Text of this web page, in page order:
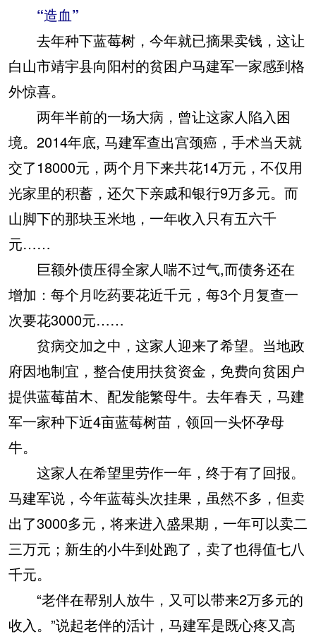
“造血”
去年种下蓝莓树，今年就已摘果卖钱，这让
白山市靖宇县向阳村的贫困户马建军一家感到格
外惊喜。
两年半前的一场大病，曾让这家人陷入困
境。2014年底, 马建军查出宫颈癌，手术当天就
交了18000元，两个月下来共花14万元，不仅用
光家里的积蓄，还欠下亲戚和银行9万多元。而
山脚下的那块玉米地，一年收入只有五六千
元……
巨额外债压得全家人喘不过气,而债务还在
增加：每个月吃药要花近千元，每3个月复查一
次要花3000元……
贫病交加之中，这家人迎来了希望。当地政
府因地制宜，整合使用扶贫资金，免费向贫困户
提供蓝莓苗木、配发能繁母牛。去年春天，马建
军一家种下近4亩蓝莓树苗，领回一头怀孕母
牛。
这家人在希望里劳作一年，终于有了回报。
马建军说，今年蓝莓头次挂果，虽然不多，但卖
出了3000多元，将来进入盛果期，一年可以卖二
三万元；新生的小牛到处跑了，卖了也得值七八
千元。
“老伴在帮别人放牛，又可以带来2万多元的
收入。”说起老伴的活计，马建军是既心疼又高